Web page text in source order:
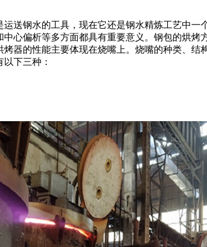
钢水的工具，现在它还是钢水精炼工艺中一
心偏析等多方面都具有重要意义。钢包的烘
器的性能主要体现在烧嘴上。烧嘴的种类、
下三种：